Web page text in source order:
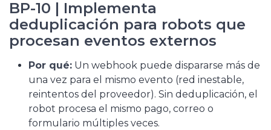
BP-10 | Implementa
deduplicación para robots que
procesan eventos externos
Por qué: Un webhook puede dispararse más de
una vez para el mismo evento (red inestable,
reintentos del proveedor). Sin deduplicación, el
robot procesa el mismo pago, correo o
formulario múltiples veces.